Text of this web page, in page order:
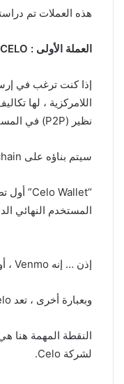
هذه العملات تم
العملة الأولى : CELO
اللامركزية ، لها
نظير (P2P) في المستقبل غير مركزية.
سيتم بناؤه على blockchain ، بدون تكاليف خدمة مركزية ، وسيكون مجانيًا، وستكون منصة المدفوعات من نظير إلى نظير (CELO) المشروع الأول في هذا المجال.
المستخدم النهائي
إذن … إنه Venmo ، أو CashApp ، أو PayPal … لكن الاختلافات الكبيرة في قابلية الاستخدام والسرعة والتكلفة بسبب طبيعته اللامركزية.
وبعبارة أخرى ، تعد Celo نسخة من PayPal أكثر حرية وأسرع هذا هو المستقبل.
لشركة Celo.